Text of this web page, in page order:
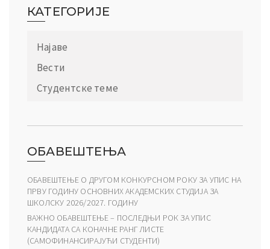
КАТЕГОРИЈЕ
Најаве
Вести
Студентске теме
ОБАВЕШТЕЊА
ОБАВЕШТЕЊЕ О ДРУГОМ КОНКУРСНОМ РОКУ ЗА УПИС НА
ПРВУ ГОДИНУ ОСНОВНИХ АКАДЕМСКИХ СТУДИЈА ЗА
ШКОЛСКУ 2026/2027. ГОДИНУ
ВАЖНО ОБАВЕШТЕЊЕ – ПОСЛЕДЊИ РОК ЗА УПИС
КАНДИДАТА СА КОНАЧНЕ РАНГ ЛИСТЕ
(САМОФИНАНСИРАЈУЋИ СТУДЕНТИ)